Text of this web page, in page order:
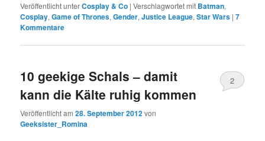
Veröffentlicht unterCosplay & Co |Verschlagwortet mit Batman,
Cosplay,Game of Thrones,Gender,Justice League,Star Wars |7
Kommentare
10 geekige Schals – damit
kann die Kälte ruhig kommen
Veröffentlicht am28. September 2012von
Geeksister_Romina
2